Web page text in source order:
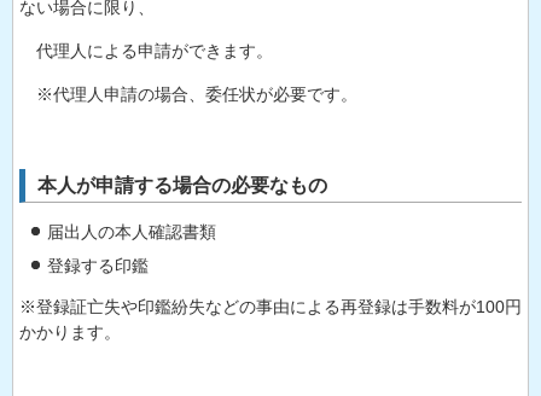
ない場合に限り、
代理人による申請ができます。
※代理人申請の場合、委任状が必要です。
本人が申請する場合の必要なもの
届出人の本人確認書類
登録する印鑑
※登録証亡失や印鑑紛失などの事由による再登録は手数料が100円
かかります。